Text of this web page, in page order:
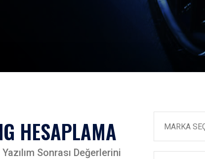
HESAPLAMA
Yazılım Sonrası Değerlerini
Car BrandMARKA